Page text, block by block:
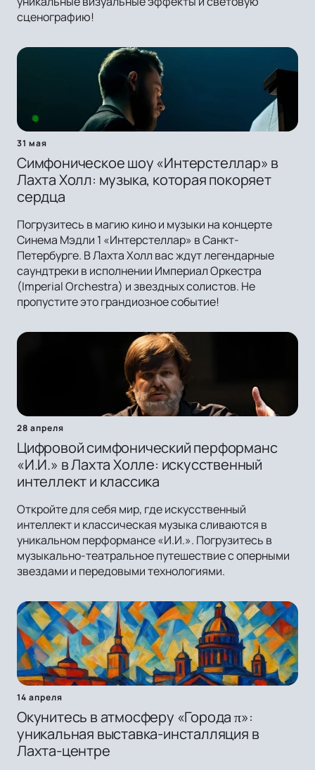
сценографию!
31 мая
Симфоническое шоу «Интерстеллар» в
Лахта Холл: музыка, которая покоряет
сердца
Погрузитесь в магию кино и музыки на концерте
Синема Мэдли 1 «Интерстеллар» в Санкт-
Петербурге. В Лахта Холл вас ждут легендарные
саундтреки в исполнении Империал Оркестра
(Imperial Orchestra) и звездных солистов. Не
пропустите это грандиозное событие!
28 апреля
Цифровой симфонический перформанс
«И.И.» в Лахта Холле: искусственный
интеллект и классика
Откройте для себя мир, где искусственный
интеллект и классическая музыка сливаются в
уникальном перформансе «И.И.». Погрузитесь в
музыкально-театральное путешествие с оперными
звездами и передовыми технологиями.
14 апреля
Окунитесь в атмосферу «Города π»:
уникальная выставка-инсталляция в
Лахта-центре